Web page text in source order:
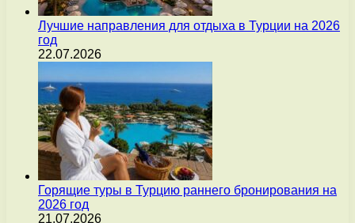
Лучшие направления для отдыха в Турции на 2026
год
22.07.2026
Горящие туры в Турцию раннего бронирования на
2026 год
21.07.2026